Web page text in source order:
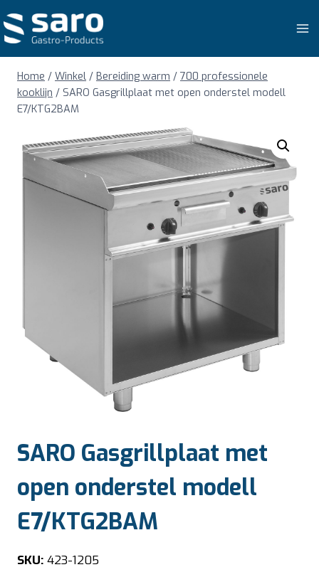
naar
inhoud
Home / Winkel / Bereiding warm / 700 professionele
kooklijn / SARO Gasgrillplaat met open onderstel modell
E7/KTG2BAM
SARO Gasgrillplaat met
open onderstel modell
E7/KTG2BAM
SKU: 423-1205